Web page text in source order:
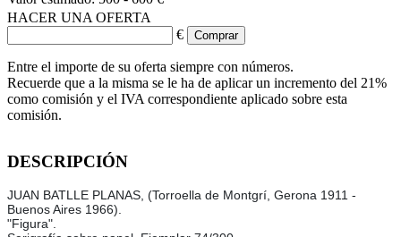
HACER UNA OFERTA
€
Entre el importe de su oferta siempre con números.
Recuerde que a la misma se le ha de aplicar un incremento del 21%
como comisión y el IVA correspondiente aplicado sobre esta
comisión.
DESCRIPCIÓN
JUAN BATLLE PLANAS, (Torroella de Montgrí, Gerona 1911 -
Buenos Aires 1966).
"Figura".